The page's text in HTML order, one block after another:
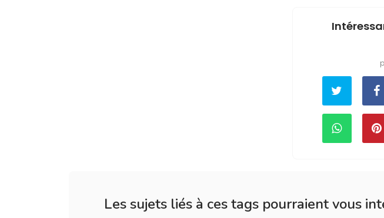
Les sujets liés à ces tags pourraient vous